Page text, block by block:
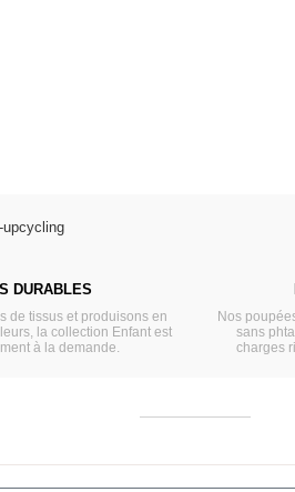
DURABLES
de tissus et produisons en
la collection Enfant est
à la demande.
Nos
sans
charges